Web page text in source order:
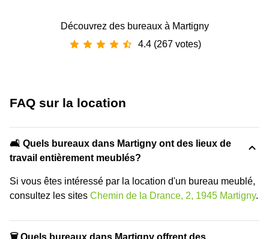
Découvrez des bureaux à Martigny
4.4 (267 votes)
FAQ sur la location
🛋️ Quels bureaux dans Martigny ont des lieux de
travail entièrement meublés?
Si vous êtes intéressé par la location d'un bureau meublé,
consultez les sites Chemin de la Drance, 2, 1945 Martigny.
🗑 Quels bureaux dans Martigny offrent des